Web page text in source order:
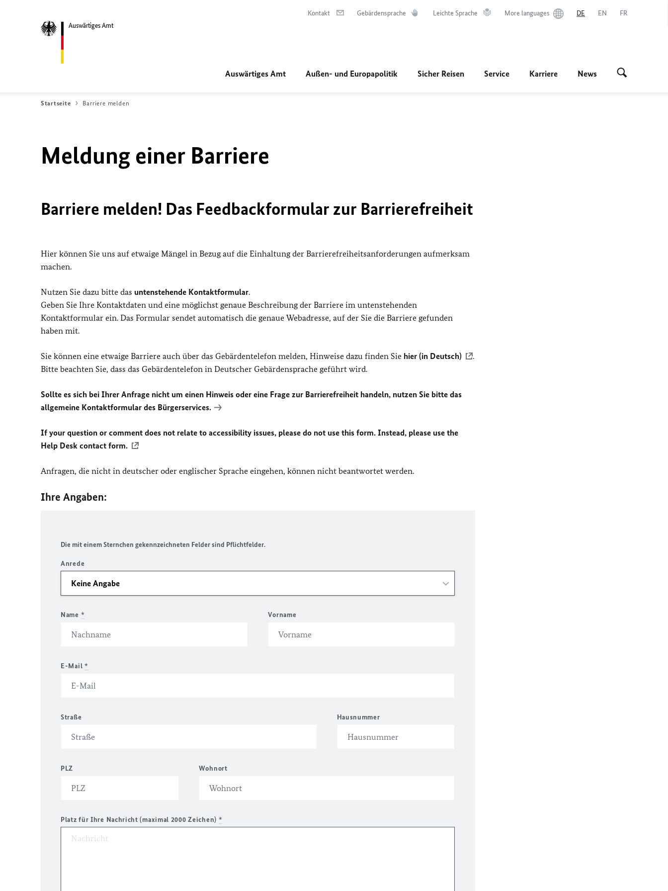
Auswärtiges Amt
Kontakt Gebärdensprache Leichte Sprache More languages DE EN FR
Auswärtiges Amt Außen- und Europapolitik Sicher Reisen Service Karriere News
Startseite Barriere melden
Meldung einer Barriere
Barriere melden! Das Feedbackformular zur Barrierefreiheit
Hier können Sie uns auf etwaige Mängel in Bezug auf die Einhaltung der Barrierefreiheitsanforderungen aufmerksam
machen.
Nutzen Sie dazu bitte das untenstehende Kontaktformular.
Geben Sie Ihre Kontaktdaten und eine möglichst genaue Beschreibung der Barriere im untenstehenden
Kontaktformular ein. Das Formular sendet automatisch die genaue Webadresse, auf der Sie die Barriere gefunden
haben mit.
Sie können eine etwaige Barriere auch über das Gebärdentelefon melden, Hinweise dazu finden Sie hier (in Deutsch)
.
Bitte beachten Sie, dass das Gebärdentelefon in Deutscher Gebärdensprache geführt wird.
Sollte es sich bei Ihrer Anfrage nicht um einen Hinweis oder eine Frage zur Barrierefreiheit handeln, nutzen Sie bitte das
allgemeine Kontaktformular des Bürgerservices.
If your question or comment does not relate to accessibility issues, please do not use this form. Instead, please use the
Help Desk contact form.
Anfragen, die nicht in deutscher oder englischer Sprache eingehen, können nicht beantwortet werden.
Ihre Angaben:
Die mit einem Sternchen gekennzeichneten Felder sind Pflichtfelder.
Anrede
Name * Vorname
E-Mail *
Straße Hausnummer
PLZ Wohnort
Platz für Ihre Nachricht (maximal 2000 Zeichen) *